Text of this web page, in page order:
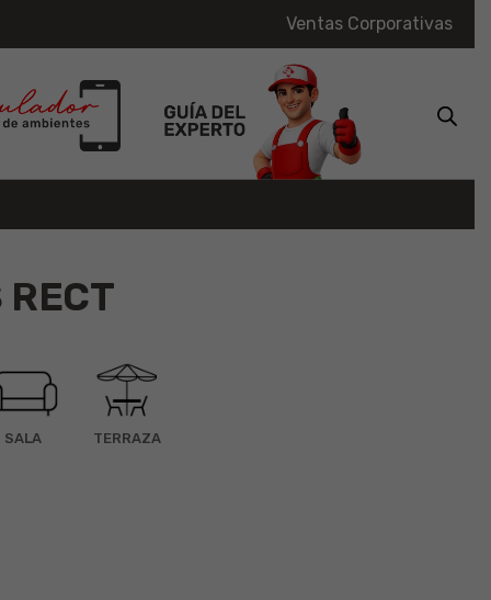
Ventas Corporativas
RECT
SALA TERRAZA